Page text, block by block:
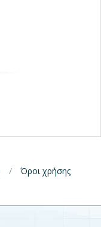
Όροι χρήσης